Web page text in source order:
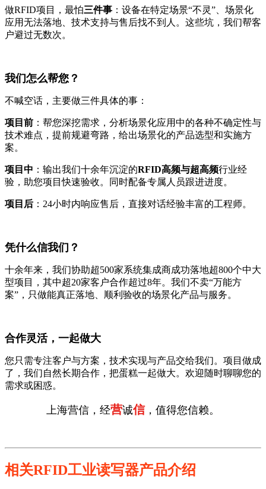
做RFID项目，最怕三件事 ：设备在特定场景“不灵”、场景化
应用无法落地、技术支持与售后找不到人。这些坑，我们帮客
户避过无数次。
我们怎么帮您？
不喊空话，主要做三件具体的事：
项目前 ：帮您深挖需求，分析场景化应用中的各种不确定性与
技术难点，提前规避弯路，给出场景化的产品选型和实施方
案。
项目中 ：输出我们十余年沉淀的RFID高频与超高频行业经
验，助您项目快速验收。同时配备专属人员跟进进度。
项目后 ：24小时内响应售后，直接对话经验丰富的工程师。
凭什么信我们？
十余年来，我们协助超500家系统集成商成功落地超800个中大
型项目，其中超20家客户合作超过8年。我们不卖“万能方
案”，只做能真正落地、顺利验收的场景化产品与服务。
合作灵活，一起做大
您只需专注客户与方案，技术实现与产品交给我们。项目做成
了，我们自然长期合作，把蛋糕一起做大。欢迎随时聊聊您的
需求或困惑。
上海营信，经营诚信，值得您信赖。
相关RFID工业读写器产品介绍